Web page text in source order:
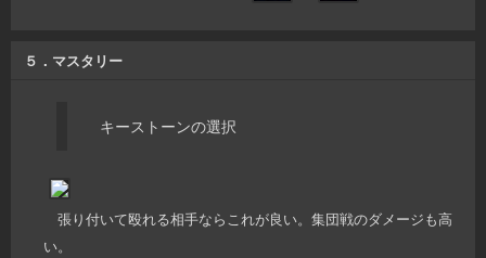
５．マスタリー
キーストーンの選択
張り付いて殴れる相手ならこれが良い。集団戦のダメージも高
い。